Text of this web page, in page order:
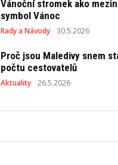
Vánoční stromek ako
symbol Vánoc
Rady a Návody 30.5.2026
Proč jsou Maledivy snem
počtu cestovatelů
Aktuality 26.5.2026